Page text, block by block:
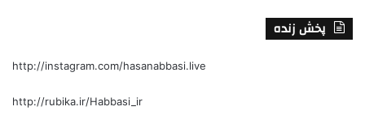
پخش زنده
http://instagram.com/hasanabbasi.live
http://rubika.ir/Habbasi_ir